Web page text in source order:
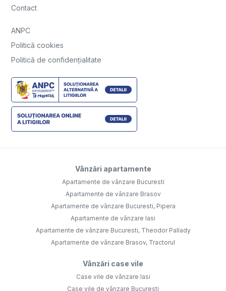
Contact
ANPC
Politică cookies
Politică de confidențialitate
Vânzări apartamente
Apartamente de vânzare Bucuresti
Apartamente de vânzare Brasov
Apartamente de vânzare Bucuresti, Pipera
Apartamente de vânzare Iasi
Apartamente de vânzare Bucuresti, Theodor Pallady
Apartamente de vânzare Brasov, Tractorul
Vânzări case vile
Case vile de vânzare Iasi
Case vile de vânzare Bucuresti